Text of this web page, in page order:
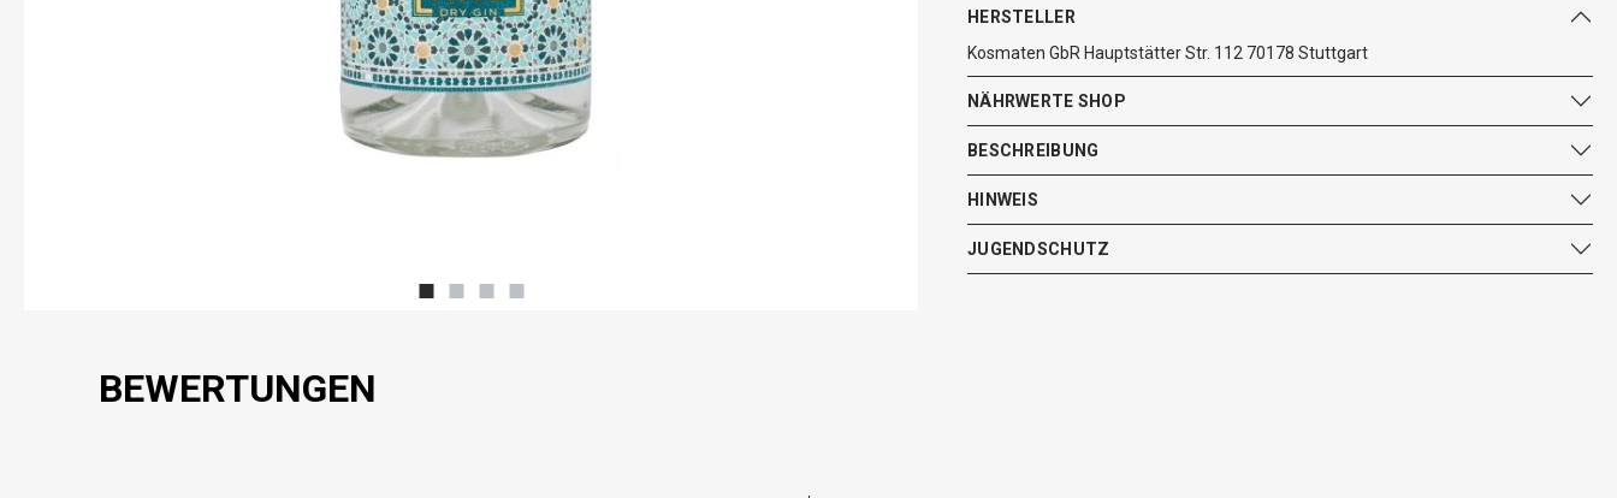
HERSTELLER
Kosmaten GbR Hauptstätter Str. 112 70178 Stuttgart
NÄHRWERTE SHOP
BESCHREIBUNG
HINWEIS
JUGENDSCHUTZ
BEWERTUNGEN